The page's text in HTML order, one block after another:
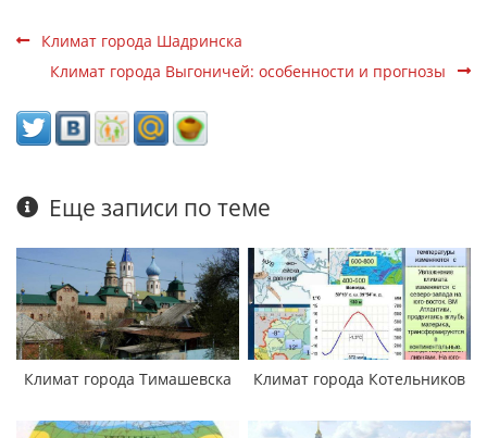
Климат города Шадринска
Климат города Выгоничей: особенности и прогнозы
Еще записи по теме
Климат города Тимашевска Климат города Котельников